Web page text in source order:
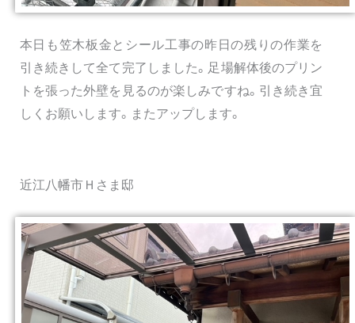
本日も笠木板金とシール工事の昨日の残りの作業を
引き続きして全て完了しました。足場解体後のプリン
トを張った外壁を見るのが楽しみですね。引き続き宜
しくお願いします。またアップします。
近江八幡市Ｈさま邸